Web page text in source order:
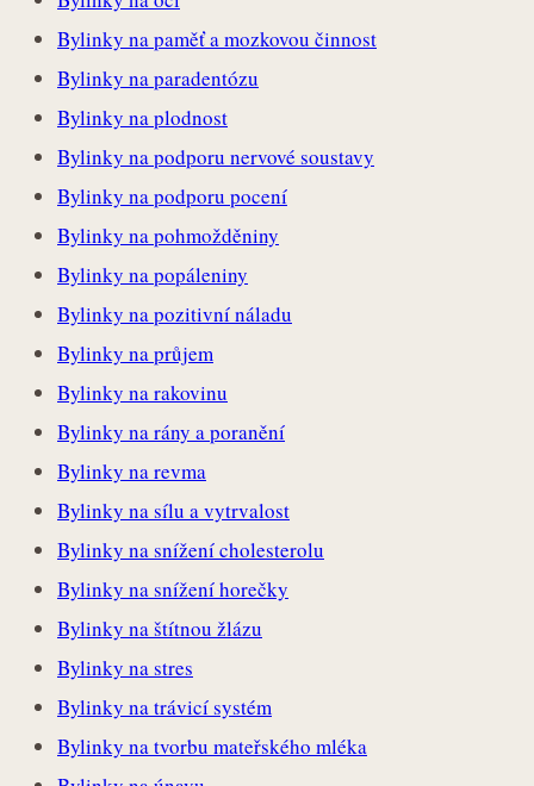
Bylinky na paměť a mozkovou činnost
Bylinky na paradentózu
Bylinky na plodnost
Bylinky na podporu nervové soustavy
Bylinky na podporu pocení
Bylinky na pohmožděniny
Bylinky na popáleniny
Bylinky na pozitivní náladu
Bylinky na průjem
Bylinky na rakovinu
Bylinky na rány a poranění
Bylinky na revma
Bylinky na sílu a vytrvalost
Bylinky na snížení cholesterolu
Bylinky na snížení horečky
Bylinky na štítnou žlázu
Bylinky na stres
Bylinky na trávicí systém
Bylinky na tvorbu mateřského mléka